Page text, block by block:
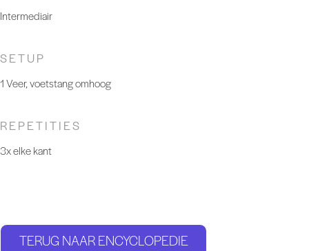
Intermediair
SETUP
1 Veer, voetstang omhoog
REPETITIES
3x elke kant
TERUG NAAR ENCYCLOPEDIE